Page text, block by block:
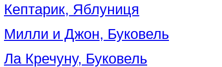
Кептарик, Яблуниця
Милли и Джон, Буковель
Ла Кречуну, Буковель